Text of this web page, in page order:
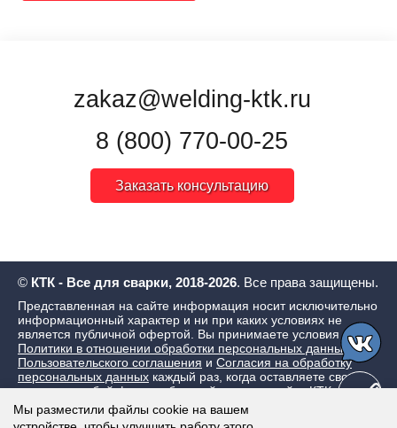
zakaz@welding-ktk.ru
8 (800) 770-00-25
Заказать консультацию
Мы разместили файлы cookie на вашем
© КТК - Все для сварки, 2018-2026. Все права защищены.
Представленная на сайте информация носит исключительно
информационный характер и ни при каких условиях не
является публичной офертой. Вы принимаете условия
Политики в отношении обработки персональных данных ,
Пользовательского соглашения и Согласия на обработку
персональных данных каждый раз, когда оставляете свои
данные в любой форме обратной связи на сайте КТК - Все
для сварки